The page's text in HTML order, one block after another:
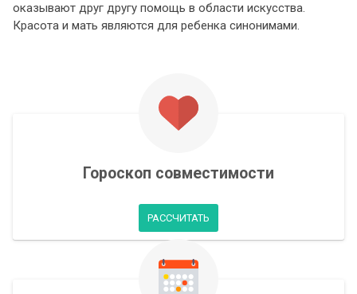
оказывают друг другу помощь в области искусства.
Красота и мать являются для ребенка синонимами.
Гороскоп совместимости
РАССЧИТАТЬ